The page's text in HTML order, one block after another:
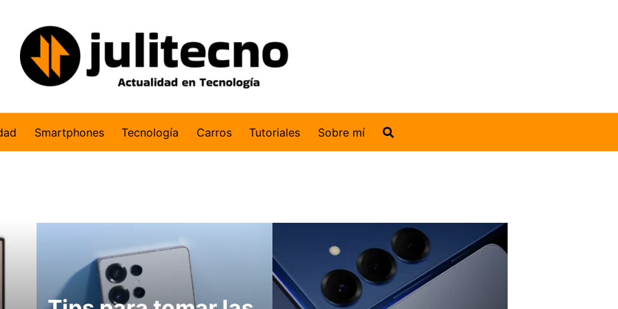
Smartphones Tecnología Carros Tutoriales Sobre mí